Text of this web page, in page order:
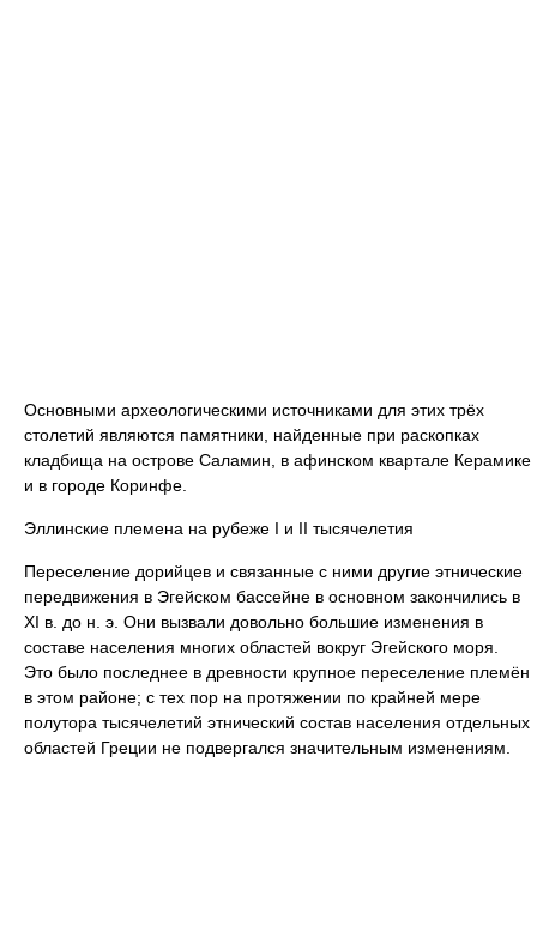
Основными археологическими источниками для этих трёх
столетий являются памятники, найденные при раскопках
кладбища на острове Саламин, в афинском квартале Керамике
и в городе Коринфе.
Эллинские племена на рубеже I и II тысячелетия
Переселение дорийцев и связанные с ними другие этнические
передвижения в Эгейском бассейне в основном закончились в
XI в. до н. э. Они вызвали довольно большие изменения в
составе населения многих областей вокруг Эгейского моря.
Это было последнее в древности крупное переселение племён
в этом районе; с тех пор на протяжении по крайней мере
полутора тысячелетий этнический состав населения отдельных
областей Греции не подвергался значительным изменениям.